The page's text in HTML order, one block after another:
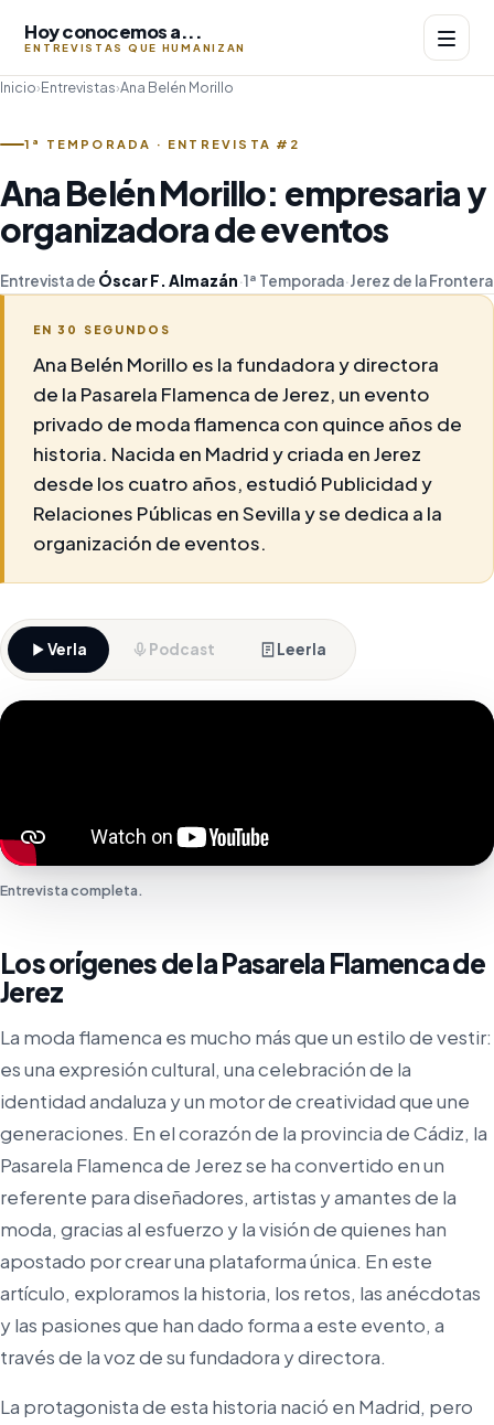
Hoy conocemos a...
ENTREVISTAS QUE HUMANIZAN
Inicio›Entrevistas›Ana Belén Morillo
1ª TEMPORADA · ENTREVISTA #2
Ana Belén Morillo: empresaria y
organizadora de eventos
Entrevista de Óscar F. Almazán·1ª Temporada·Jerez de la Frontera
EN 30 SEGUNDOS
Ana Belén Morillo es la fundadora y directora
de la Pasarela Flamenca de Jerez, un evento
privado de moda flamenca con quince años de
historia. Nacida en Madrid y criada en Jerez
desde los cuatro años, estudió Publicidad y
Relaciones Públicas en Sevilla y se dedica a la
organización de eventos.
Verla Podcast Leerla
Entrevista completa.
Los orígenes de la Pasarela Flamenca de
Jerez
La moda flamenca es mucho más que un estilo de vestir:
es una expresión cultural, una celebración de la
identidad andaluza y un motor de creatividad que une
generaciones. En el corazón de la provincia de Cádiz, la
Pasarela Flamenca de Jerez se ha convertido en un
referente para diseñadores, artistas y amantes de la
moda, gracias al esfuerzo y la visión de quienes han
apostado por crear una plataforma única. En este
artículo, exploramos la historia, los retos, las anécdotas
y las pasiones que han dado forma a este evento, a
través de la voz de su fundadora y directora.
La protagonista de esta historia nació en Madrid, pero